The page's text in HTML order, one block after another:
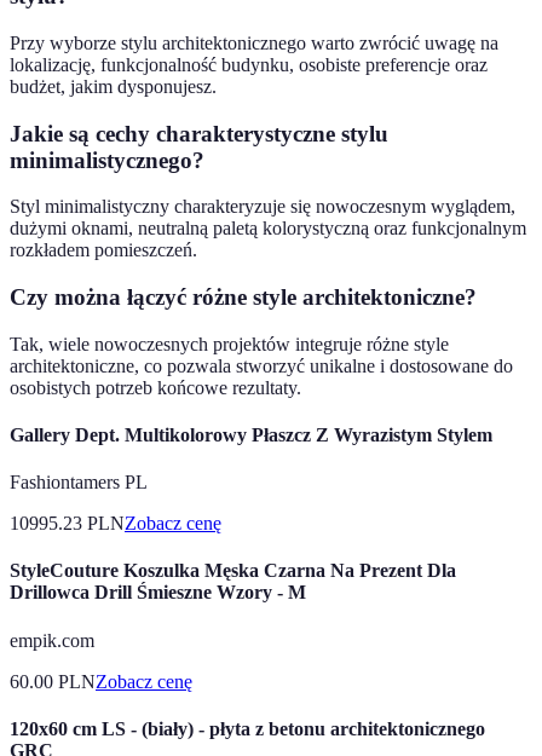
Przy wyborze stylu architektonicznego warto zwrócić uwagę na
lokalizację, funkcjonalność budynku, osobiste preferencje oraz
budżet, jakim dysponujesz.
Jakie są cechy charakterystyczne stylu
minimalistycznego?
Styl minimalistyczny charakteryzuje się nowoczesnym wyglądem,
dużymi oknami, neutralną paletą kolorystyczną oraz funkcjonalnym
rozkładem pomieszczeń.
Czy można łączyć różne style architektoniczne?
Tak, wiele nowoczesnych projektów integruje różne style
architektoniczne, co pozwala stworzyć unikalne i dostosowane do
osobistych potrzeb końcowe rezultaty.
Gallery Dept. Multikolorowy Płaszcz Z Wyrazistym Stylem
Fashiontamers PL
10995.23 PLNZobacz cenę
StyleCouture Koszulka Męska Czarna Na Prezent Dla
Drillowca Drill Śmieszne Wzory - M
empik.com
60.00 PLNZobacz cenę
120x60 cm LS - (biały) - płyta z betonu architektonicznego
GRC